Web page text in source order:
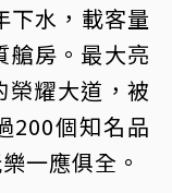
下水，載客量
房。最大亮
榮耀大道，被
200個知名品
一應俱全。